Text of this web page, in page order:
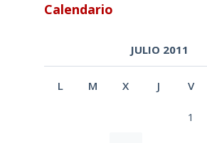
Calendario
JULIO 2011
L M X J V
1